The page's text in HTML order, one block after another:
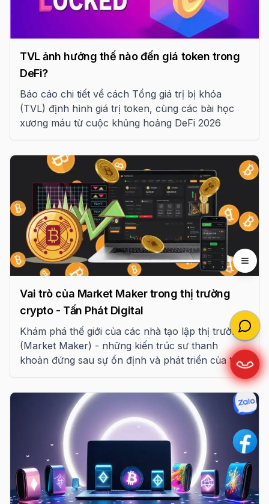
TVL ảnh hưởng thế nào đến giá token trong
DeFi?
Báo cáo chi tiết về cách Tổng giá trị bị khóa
(TVL) định hình giá trị token, cùng các bài học
xương máu từ cuộc khủng hoảng DeFi 2026
Vai trò của Market Maker trong thị trường
crypto - Tấn Phát Digital
Khám phá thế giới của các nhà tạo lập thị trường
(Market Maker) - những kiến trúc sư thanh
khoản đứng sau sự ổn định và phát triển của thị
trường tiền mã hóa toàn cầu theo phân tích từ